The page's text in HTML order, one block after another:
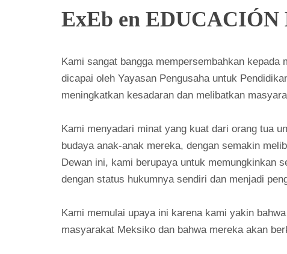
ExEb en EDUCACIÓN
Kami sangat bangga mempersembahkan
dicapai oleh Yayasan Pengusaha untuk
meningkatkan kesadaran dan melibatkan
Kami menyadari minat yang kuat dari orang tua
budaya anak-anak mereka, dengan semakin
Dewan ini, kami berupaya untuk memungkinkan
dengan status hukumnya sendiri dan menjadi
Kami memulai upaya ini karena kami yakin
masyarakat Meksiko dan bahwa mereka akan